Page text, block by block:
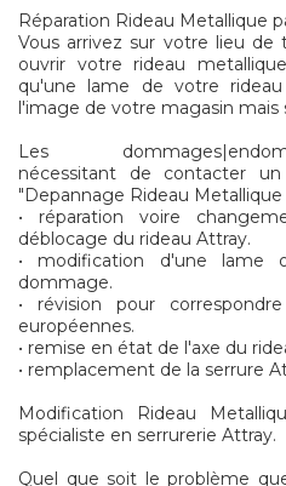
Réparation Rideau Metallique
Vous arrivez sur votre lieu de
ouvrir votre rideau
qu'une lame de votre
l'image de votre magasin
Les
nécessitant de contacter
"Depannage Rideau
• réparation voire
déblocage du rideau Attray.
• modification d'une
dommage.
• révision pour
européennes.
• remise en état de l'axe du
• remplacement de la serrure
Modification Rideau
spécialiste en serrurerie Attray.
Quel que soit le problème